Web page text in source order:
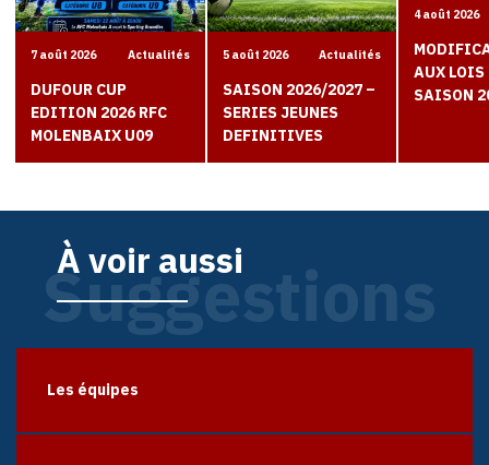
7 août 2026 Actualités
DUFOUR CUP
EDITION 2026 RFC
MOLENBAIX U09
5 août 2026 Actualités
SAISON 2026/2027 –
SERIES JEUNES
DEFINITIVES
4 août 2026
AUX LOIS
SAISON
À voir aussi
Suggestions
Les équipes